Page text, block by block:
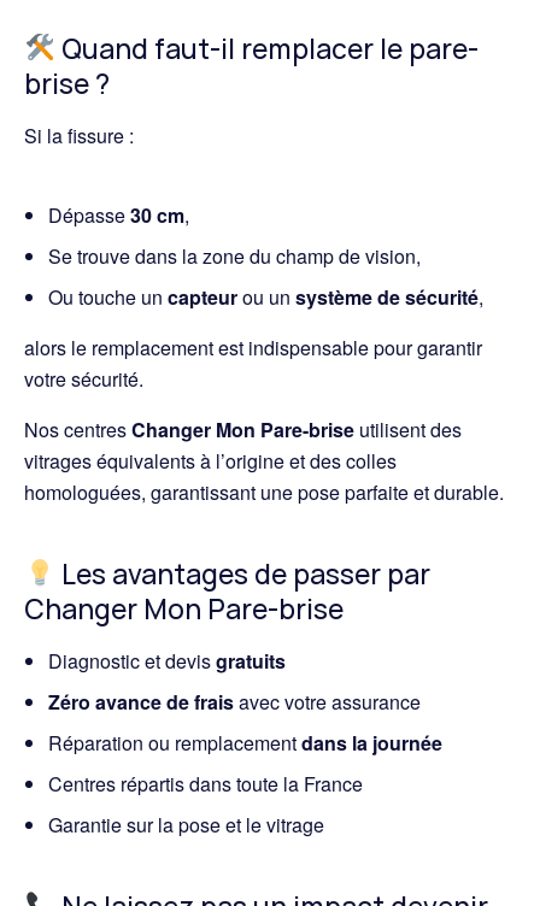
Quand faut-il remplacer le pare-
brise ?
Si la fissure :
Dépasse30 cm,
Se trouve dans la zone du champ de vision,
Ou touche un capteurou un système de sécurité,
alors le remplacement est indispensable pour garantir
votre sécurité.
Nos centresChanger Mon Pare-brise utilisent des
vitrages équivalents à l’origine et des colles
homologuées, garantissant une pose parfaite et durable.
Les avantages de passer par
Changer Mon Pare-brise
Diagnostic et devisgratuits
Zéro avance de fraisavec votre assurance
Réparation ou remplacementdans la journée
Centres répartis dans toute la France
Garantie sur la pose et le vitrage